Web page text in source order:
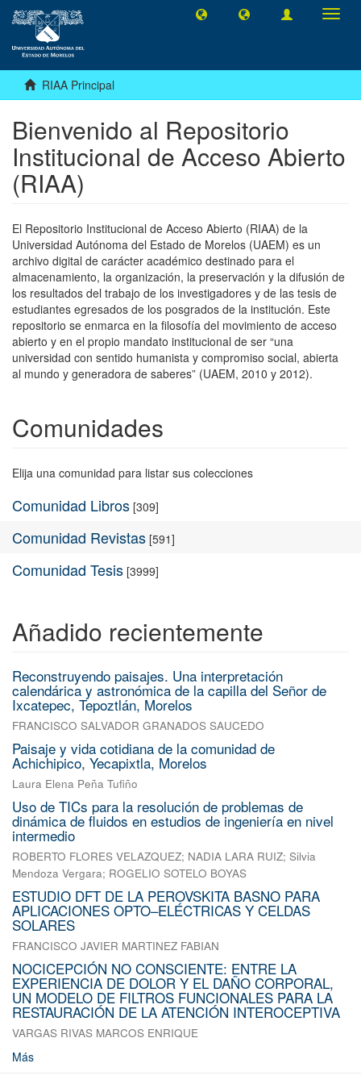
RIAA Principal
Bienvenido al Repositorio
Institucional de Acceso Abierto
(RIAA)
El Repositorio Institucional de Acceso Abierto (RIAA) de la
Universidad Autónoma del Estado de Morelos (UAEM) es un
archivo digital de carácter académico destinado para el
almacenamiento, la organización, la preservación y la difusión de
los resultados del trabajo de los investigadores y de las tesis de
estudiantes egresados de los posgrados de la institución. Este
repositorio se enmarca en la filosofía del movimiento de acceso
abierto y en el propio mandato institucional de ser “una
universidad con sentido humanista y compromiso social, abierta
al mundo y generadora de saberes” (UAEM, 2010 y 2012).
Comunidades
Elija una comunidad para listar sus colecciones
Comunidad Libros [309]
Comunidad Revistas [591]
Comunidad Tesis [3999]
Añadido recientemente
Reconstruyendo paisajes. Una interpretación
calendárica y astronómica de la capilla del Señor de
Ixcatepec, Tepoztlán, Morelos
FRANCISCO SALVADOR GRANADOS SAUCEDO
Paisaje y vida cotidiana de la comunidad de
Achichipico, Yecapixtla, Morelos
Laura Elena Peña Tufiño
Uso de TICs para la resolución de problemas de
dinámica de fluidos en estudios de ingeniería en nivel
intermedio
ROBERTO FLORES VELAZQUEZ; NADIA LARA RUIZ; Silvia
Mendoza Vergara; ROGELIO SOTELO BOYAS
ESTUDIO DFT DE LA PEROVSKITA BASNO PARA
APLICACIONES OPTO–ELÉCTRICAS Y CELDAS
SOLARES
FRANCISCO JAVIER MARTINEZ FABIAN
NOCICEPCIÓN NO CONSCIENTE: ENTRE LA
EXPERIENCIA DE DOLOR Y EL DAÑO CORPORAL,
UN MODELO DE FILTROS FUNCIONALES PARA LA
RESTAURACIÓN DE LA ATENCIÓN INTEROCEPTIVA
VARGAS RIVAS MARCOS ENRIQUE
Más